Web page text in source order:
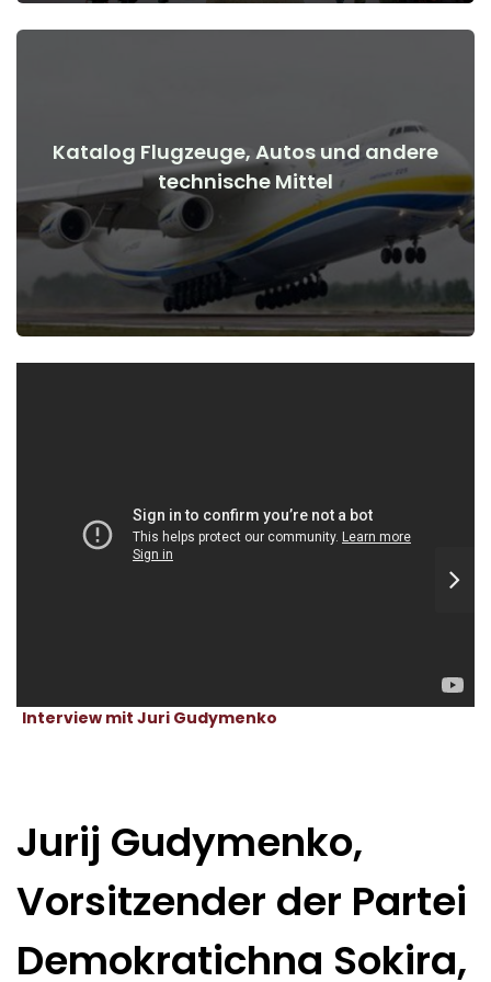
Katalog Flugzeuge, Autos und andere
technische Mittel
Flugzeuge, Autos, technische Mittel vor und nach
Kriegsbeginn
Details anzeigen
Interview mit Juri Gudymenko
Jurij Gudymenko,
Vorsitzender der Partei
Demokratichna Sokira,